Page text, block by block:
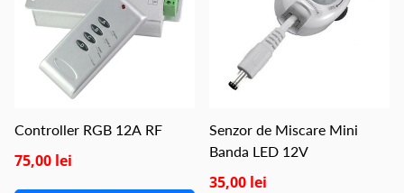
Controller RGB 12A RF
75,00 lei
Senzor de Miscare Mini
Banda LED 12V
35,00 lei